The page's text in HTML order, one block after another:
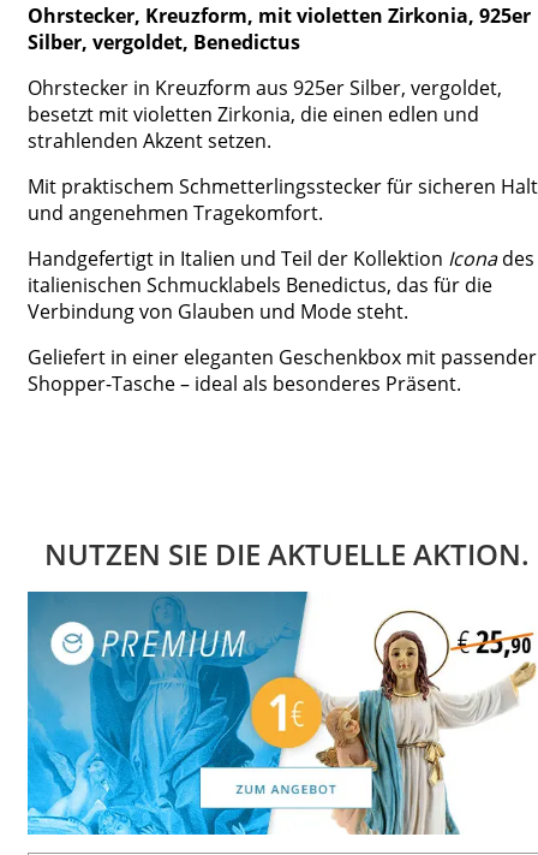
Ohrstecker, Kreuzform, mit violetten Zirkonia, 925er
Silber, vergoldet, Benedictus
Ohrstecker in Kreuzform aus 925er Silber, vergoldet,
besetzt mit violetten Zirkonia, die einen edlen und
strahlenden Akzent setzen.
Mit praktischem Schmetterlingsstecker für sicheren Halt
und angenehmen Tragekomfort.
Handgefertigt in Italien und Teil der Kollektion Iconades
italienischen Schmucklabels Benedictus, das für die
Verbindung von Glauben und Mode steht.
Geliefert in einer eleganten Geschenkbox mit passender
Shopper-Tasche – ideal als besonderes Präsent.
NUTZEN SIE DIE AKTUELLE AKTION.